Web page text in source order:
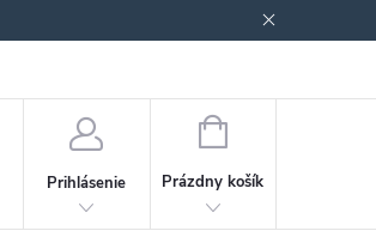
Prihlásenie
NÁKUPNÝ
Prázdny košík